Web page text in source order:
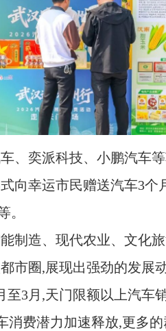
、奕派科技、小鹏汽车
向幸运市民赠送汽车3个
。
制造、现代农业、文化
市圈,展现出强劲的发展
至3月,天门限额以上汽车
消费潜力加速释放,更多